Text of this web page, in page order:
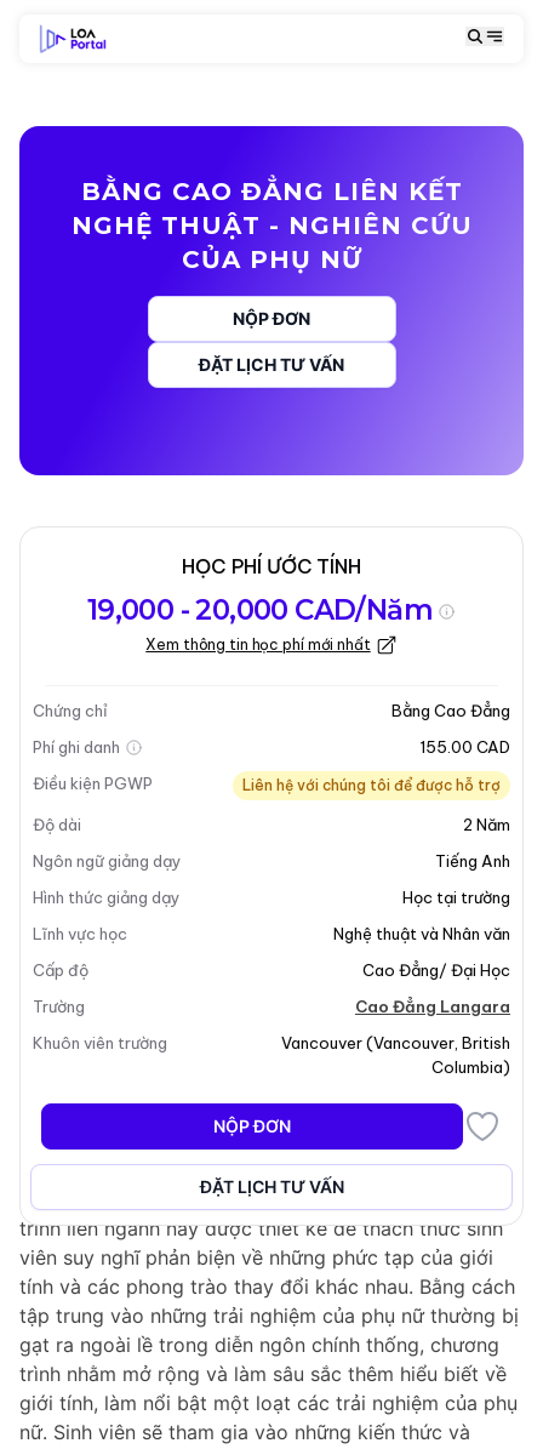
BẰNG CAO ĐẲNG LIÊN KẾT
NGHỆ THUẬT - NGHIÊN CỨU
CỦA PHỤ NỮ
NỘP ĐƠN
ĐẶT LỊCH TƯ VẤN
chương trình
Học
Kỳ nhập học
Cập nhật lần cuối vào 20-04-2026
Tổng quan về chương trình
+8
Tổng Quan Chương Trình
Nghiên Cứu Của Phụ Nữ
tại Langara College cung
cấp một cơ hội độc đáo để khám phá các lý thuyết
quan trọng và những quan điểm toàn cầu đa dạng về
lịch sử và trải nghiệm hiện đại của phụ nữ. Chương
trình liên ngành này được thiết kế để thách thức sinh
viên suy nghĩ phản biện về những phức tạp của giới
tính và các phong trào thay đổi khác nhau. Bằng cách
tập trung vào những trải nghiệm của phụ nữ thường bị
gạt ra ngoài lề trong diễn ngôn chính thống, chương
trình nhằm mở rộng và làm sâu sắc thêm hiểu biết về
giới tính, làm nổi bật một loạt các trải nghiệm của phụ
nữ. Sinh viên sẽ tham gia vào những kiến thức và
HỌC PHÍ ƯỚC TÍNH
19,000 - 20,000 CAD/Năm
Xem thông tin học phí mới nhất
Chứng chỉ
Bằng Cao Đẳng
Phí ghi danh
155.00 CAD
Điều kiện PGWP
Liên hệ với chúng tôi để được hỗ trợ
Độ dài 2 Năm
Ngôn ngữ giảng dạy
Tiếng Anh
Hình thức giảng dạy
Học tại trường
Lĩnh vực học
Nghệ thuật và Nhân văn
Cấp độ
Cao Đẳng/ Đại Học
Trường
Cao Đẳng Langara
Khuôn viên trường
Vancouver(Vancouver British
Columbia)
NỘP ĐƠN
ĐẶT LỊCH TƯ VẤN